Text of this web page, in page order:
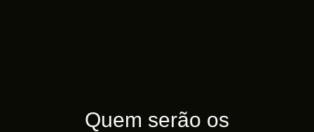
Quem serão os